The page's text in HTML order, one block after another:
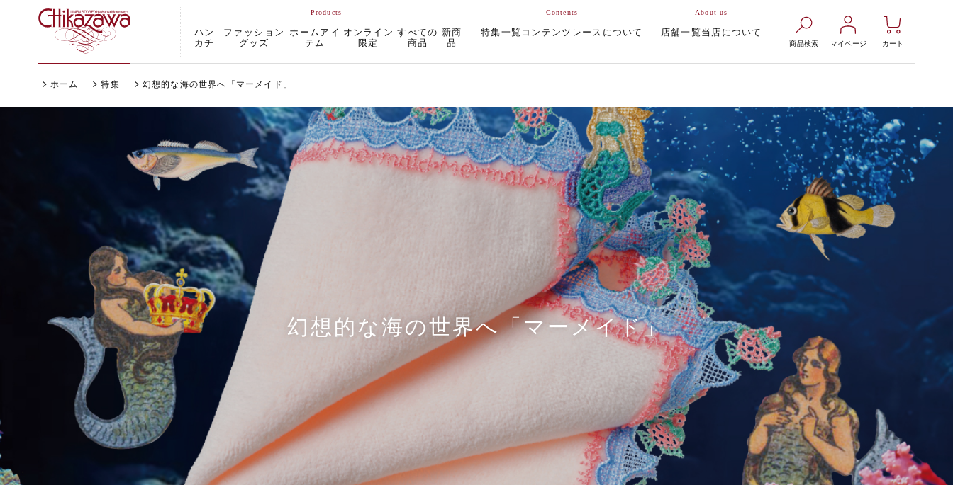
ハン
カチ
ファッション
グッズ
ホームアイ
テム
オンライン
限定
すべての
商品
新商
品
特集一覧 コンテンツ レースについて 店舗一覧 当店について
商品検索 マイページ カート
ホーム 特集 幻想的な海の世界へ「マーメイド」
幻想的な海の世界へ「マーメイド」